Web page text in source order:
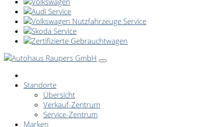
Standorte
Übersicht
Verkauf-Zentrum
Service-Zentrum
Marken